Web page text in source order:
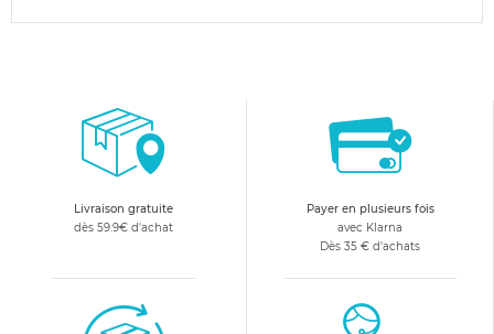
Livraison gratuite
dès 59.9€ d'achat
Payer en plusieurs fois
avec Klarna
Dès 35 € d'achats